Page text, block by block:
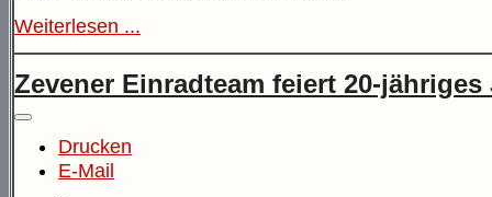
Weiterlesen ...
Zevener Einradteam feiert 20-
Drucken
E-Mail